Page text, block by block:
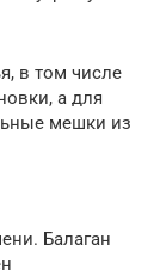
в том числе
а для
мешки из
Балаган